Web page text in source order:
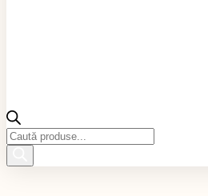
Products
search